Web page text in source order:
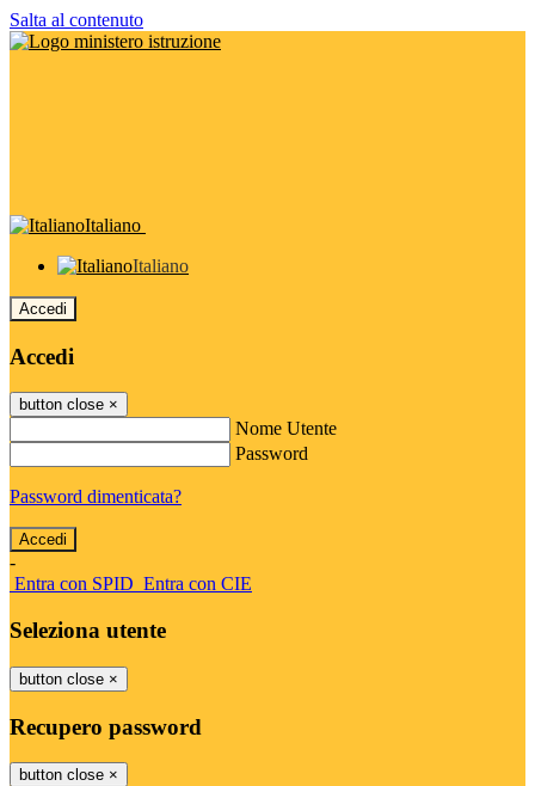
Salta al contenuto
Italiano
Italiano
Accedi
Accedi
button close ×
Nome Utente
Password
Password dimenticata?
-
Entra con SPID Entra con CIE
Seleziona utente
button close ×
Recupero password
button close ×